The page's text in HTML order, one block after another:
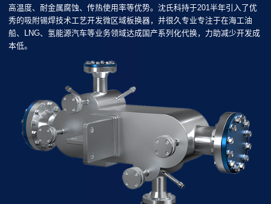
高温度、耐金属腐蚀、传热使用率等优势。沈氏科持于201半年引入了优
秀的吸附锡焊技术工艺开发微区域板换器，并很久专业专注于在海工油
船、LNG、氢能源汽车等业务领域达成国产系列化代换，力助减少开发成
本低。